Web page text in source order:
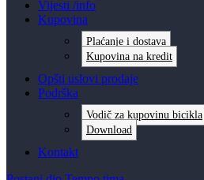
Vijesti /info
Kupovina
Plaćanje i dostava
Kupovina na kredit
Opšti uslovi prodaje
Podrška
Vodič za kupovinu bicikla
Download
Kontakt